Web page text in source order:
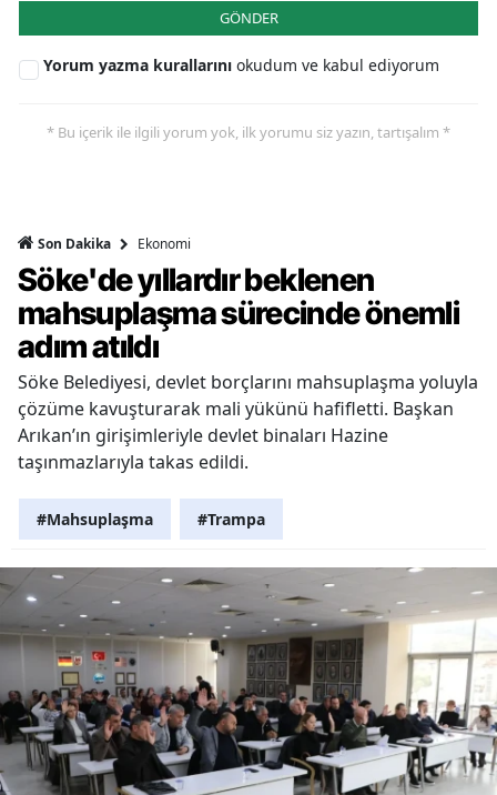
GÖNDER
Yorum yazma kurallarını okudum ve kabul ediyorum
* Bu içerik ile ilgili yorum yok, ilk yorumu siz yazın, tartışalım *
Son Dakika Ekonomi
Söke'de yıllardır beklenen
mahsuplaşma sürecinde önemli
adım atıldı
Söke Belediyesi, devlet borçlarını mahsuplaşma yoluyla
çözüme kavuşturarak mali yükünü hafifletti. Başkan
Arıkan’ın girişimleriyle devlet binaları Hazine
taşınmazlarıyla takas edildi.
#Mahsuplaşma #Trampa